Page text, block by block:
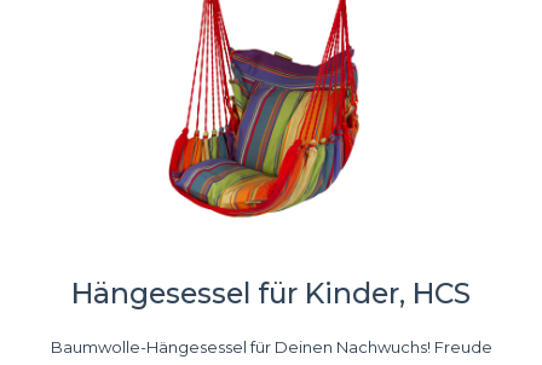
Hängesessel für Kinder, HCS
Baumwolle-Hängesessel für Deinen Nachwuchs! Freude